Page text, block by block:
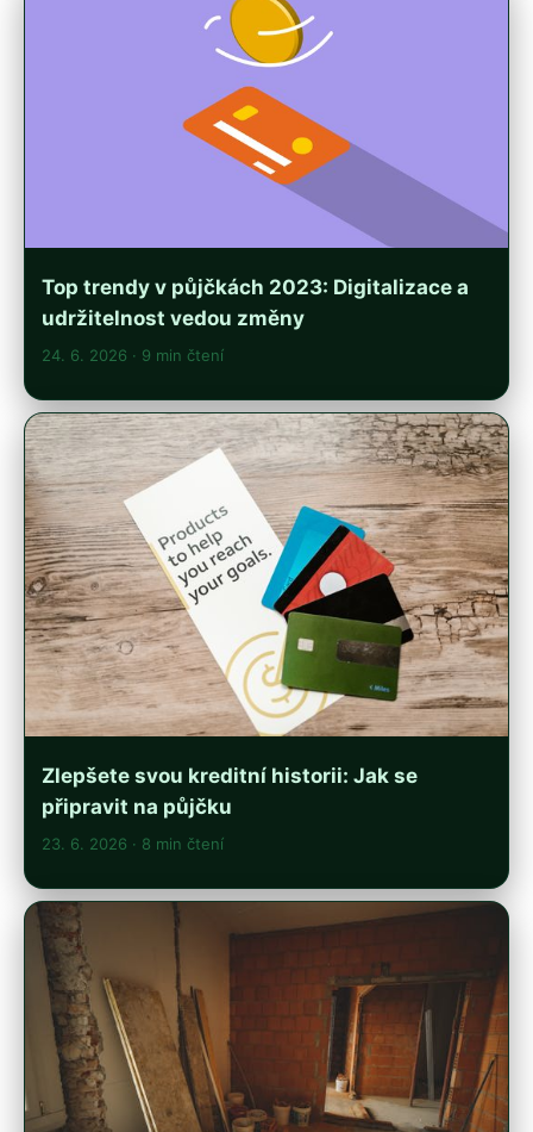
Top trendy v půjčkách 2023: Digitalizace a
udržitelnost vedou změny
24. 6. 2026 · 9 min čtení
Zlepšete svou kreditní historii: Jak se
připravit na půjčku
23. 6. 2026 · 8 min čtení